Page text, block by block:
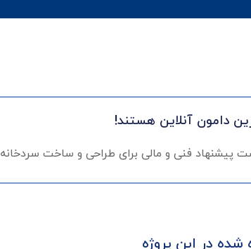
دامون آنلاین هستند!
پیشنهاد فنی و مالی برای طراحی و ساخت سردخانه
در این پروژه